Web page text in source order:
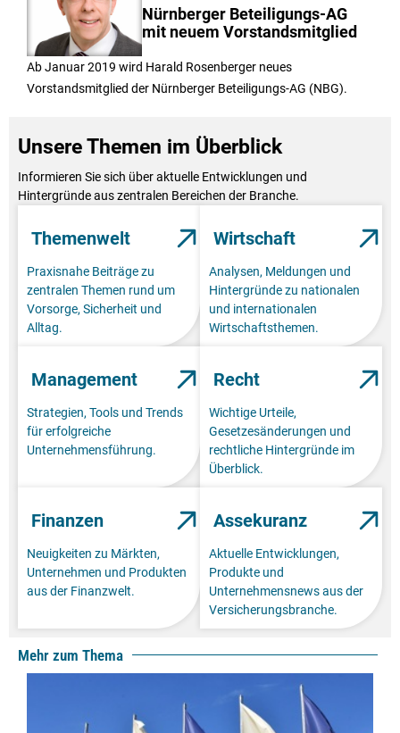
Nürnberger Beteiligungs-AG
mit neuem Vorstandsmitglied
Ab Januar 2019 wird Harald Rosenberger neues
Vorstandsmitglied der Nürnberger Beteiligungs-AG (NBG).
Unsere Themen im Überblick
Informieren Sie sich über aktuelle Entwicklungen und
Hintergründe aus zentralen Bereichen der Branche.
Themenwelt
Praxisnahe Beiträge zu
zentralen Themen rund um
Vorsorge, Sicherheit und
Alltag.
Wirtschaft
Analysen, Meldungen und
Hintergründe zu nationalen
und internationalen
Wirtschaftsthemen.
Management
Strategien, Tools und Trends
für erfolgreiche
Unternehmensführung.
Recht
Wichtige Urteile,
Gesetzesänderungen und
rechtliche Hintergründe im
Überblick.
Finanzen
Neuigkeiten zu Märkten,
Unternehmen und Produkten
aus der Finanzwelt.
Assekuranz
Aktuelle Entwicklungen,
Produkte und
Unternehmensnews aus der
Versicherungsbranche.
Mehr zum Thema